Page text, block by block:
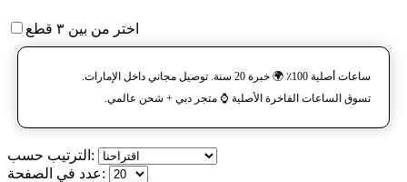
اختر من بين ٣ قطع
ساعات أصلية 100٪ 🌍 خبرة 20 سنة. توصيل مجاني داخل الإمارات.
تسوق الساعات الفاخرة الأصلية ⌚️ متجر دبي + شحن عالمي.
الترتيب حسب:
عدد في الصفحة: